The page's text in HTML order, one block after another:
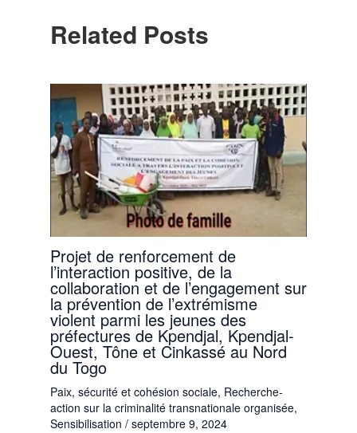
Related Posts
Projet de renforcement de
l’interaction positive, de la
collaboration et de l’engagement sur
la prévention de l’extrémisme
violent parmi les jeunes des
préfectures de Kpendjal, Kpendjal-
Ouest, Tône et Cinkassé au Nord
du Togo
Paix, sécurité et cohésion sociale, Recherche-
action sur la criminalité transnationale organisée,
Sensibilisation / septembre 9, 2024